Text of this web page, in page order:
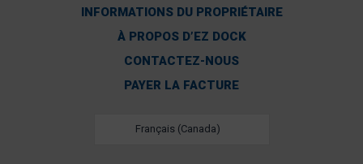
INFORMATIONS DU PROPRIÉTAIRE
À PROPOS D’EZ DOCK
CONTACTEZ-NOUS
PAYER LA FACTURE
Français (Canada)